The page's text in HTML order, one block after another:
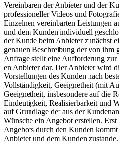
Vereinbaren der Anbieter und der
professioneller Videos und
Einzelnen vereinbarten Leistungen
und dem Kunden individuell
der Kunde beim Anbieter zunächst
genauen Beschreibung der von ihm
Anfrage stellt eine Aufforderung zur
en Anbieter dar. Der Anbieter wird
Vorstellungen des Kunden nach
Vollständigkeit, Geeignetheit (mit
Geeignetheit, insbesondere auf die
Eindeutigkeit, Realisierbarkeit und
auf Grundlage der aus der
Wünsche ein Angebot erstellen.
Angebots durch den Kunden
Anbieter und dem Kunden zustande.